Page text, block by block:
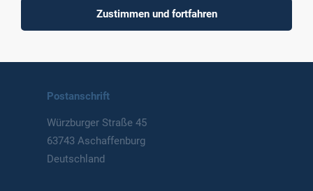
Technische Hochschule
Aschaffenburg
Postanschrift
Würzburger Straße 45
63743 Aschaffenburg
Deutschland
Zustimmen und fortfahren